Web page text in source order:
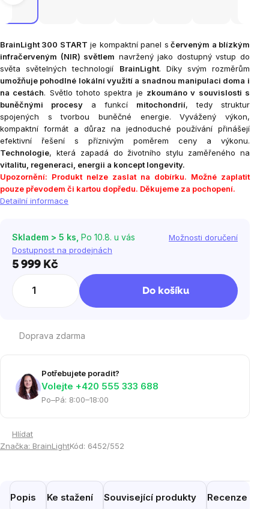
BrainLight 300 START je kompaktní panel s červeným a blízkým
infračerveným (NIR) světlem navržený jako dostupný vstup do
světa světelných technologií BrainLight. Díky svým rozměrům
umožňuje pohodlné lokální využití a snadnou manipulaci doma i
na cestách. Světlo tohoto spektra je zkoumáno v souvislosti s
buněčnými procesy a funkcí mitochondrií, tedy struktur
spojených s tvorbou buněčné energie. Vyvážený výkon,
kompaktní formát a důraz na jednoduché používání přinášejí
efektivní řešení s příznivým poměrem ceny a výkonu.
Technologie, která zapadá do životního stylu zaměřeného na
vitalitu, regeneraci, energii a koncept longevity.
Upozornění: Produkt nelze zaslat na dobírku. Možné zaplatit
pouze převodem či kartou dopředu. Děkujeme za pochopení.
Detailní informace
Skladem > 5 ks, Po 10.8. u vás
Dostupnost na prodejnách
Možnosti doručení
5 999 Kč
Do košíku
Doprava zdarma
Potřebujete poradit?
Volejte ‭+420 555 333 688
Po–Pá: 8:00–18:00
Hlídat
Značka: BrainLightKód: 6452/552
Popis Ke stažení Související produkty Recenze